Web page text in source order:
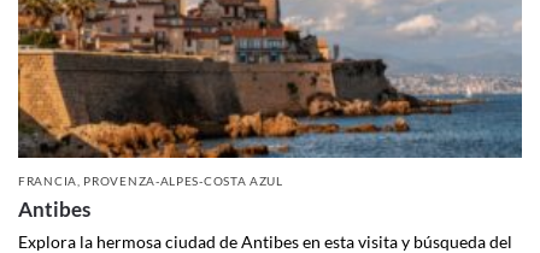
FRANCIA PROVENZA-ALPES-COSTA AZUL
Antibes
Explora la hermosa ciudad de Antibes en esta visita y búsqueda del